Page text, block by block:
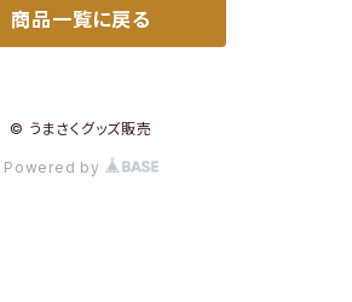
商品一覧に戻る
© うまさくグッズ販売
Powered by